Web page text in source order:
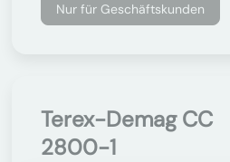
Nur für Geschäftskunden
Terex-Demag CC
2800-1